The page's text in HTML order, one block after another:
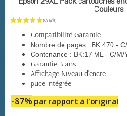
Couleurs
Compatibilité Garantie
Nombre de pages : BK:470 -
Contenance : BK:17 ML - C/M/
Garantie 3 ans
Affichage Niveau d'encre
puce intégrée
-87% par rapport à l'original